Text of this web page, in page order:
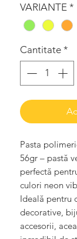
VARIANTE *
Cantitate *
Pasta
56gr – pastă
perfectă
culori neon
Ideală pentru
decorative,
accesorii,